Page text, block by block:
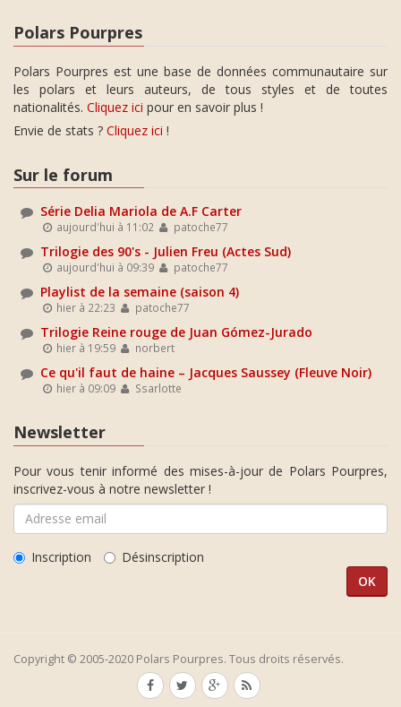
Polars Pourpres
Polars Pourpres est une base de données communautaire sur
les polars et leurs auteurs, de tous styles et de toutes
nationalités. Cliquez ici pour en savoir plus !
Envie de stats ? Cliquez ici !
Sur le forum
Série Delia Mariola de A.F Carter
aujourd'hui à 11:02 patoche77
Trilogie des 90's - Julien Freu (Actes Sud)
aujourd'hui à 09:39 patoche77
Playlist de la semaine (saison 4)
hier à 22:23 patoche77
Trilogie Reine rouge de Juan Gómez-Jurado
hier à 19:59 norbert
Ce qu'il faut de haine – Jacques Saussey (Fleuve Noir)
hier à 09:09 Ssarlotte
Newsletter
Pour vous tenir informé des mises-à-jour de Polars Pourpres,
inscrivez-vous à notre newsletter !
Inscription Désinscription
Copyright © 2005-2020 Polars Pourpres. Tous droits réservés.